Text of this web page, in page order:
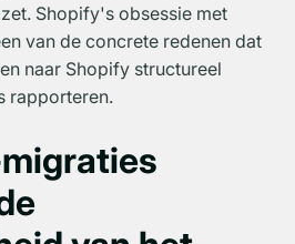
Shopify's obsessie met
van de concrete redenen dat
naar Shopify structureel
rapporteren.